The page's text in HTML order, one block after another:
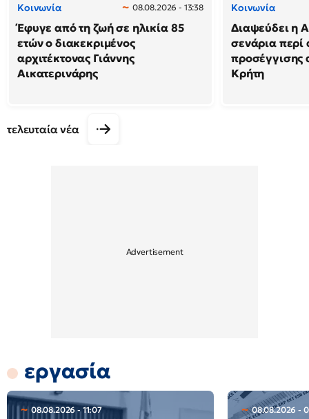
Κοινωνία 08.08.2026 - 13:38
Έφυγε από τη ζωή σε ηλικία 85
ετών ο διακεκριμένος
αρχιτέκτονας Γιάννης
Αικατερινάρης
Κοινωνία
Διαψεύδει η
σενάρια περί
προσέγγισης
Κρήτη
τελευταία νέα
εργασία
08.08.2026 - 11:07 08.08.2026 -